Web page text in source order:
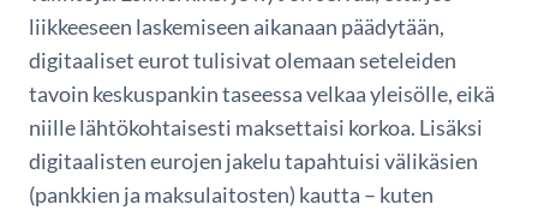
liikkeeseen laskemiseen aikanaan päädytään,
digitaaliset eurot tulisivat olemaan seteleiden
tavoin keskuspankin taseessa velkaa yleisölle, eikä
niille lähtökohtaisesti maksettaisi korkoa. Lisäksi
digitaalisten eurojen jakelu tapahtuisi välikäsien
(pankkien ja maksulaitosten) kautta – kuten